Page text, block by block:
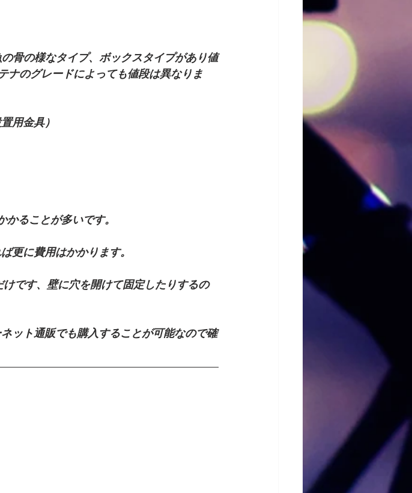
の様なタイプ、ボックスタイプがあり値
ナのグレードによっても値段は異なりま
金具）
ることが多いです。
に費用はかかります。
ト通販でも購入することが可能なので確